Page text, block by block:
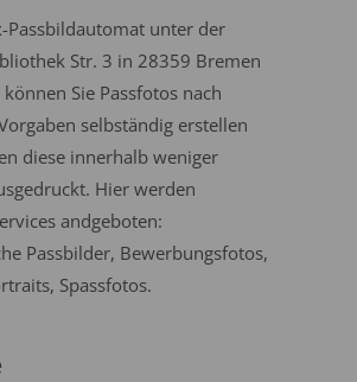
Passbildautomat unter der
Str. 3 in 28359 Bremen
Sie Passfotos nach
selbständig erstellen
diese innerhalb weniger
Hier werden
andgeboten:
Passbilder, Bewerbungsfotos,
Spassfotos.